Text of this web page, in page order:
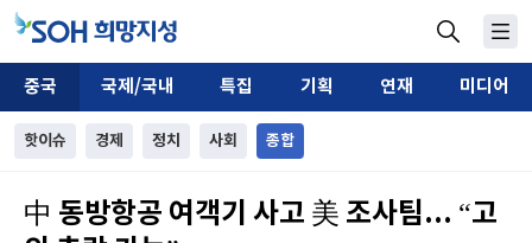
중국 국제/국내 특집 기획 연재 미디어
핫이슈 경제 정치 사회 종합
中 동방항공 여객기 사고 美 조사팀... “고